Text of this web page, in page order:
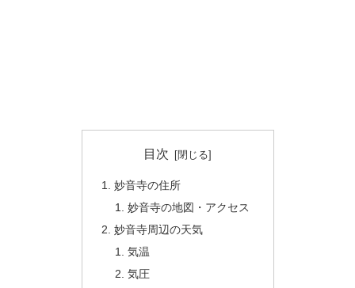
目次
妙音寺の住所
妙音寺の地図・アクセス
妙音寺周辺の天気
気温
気圧